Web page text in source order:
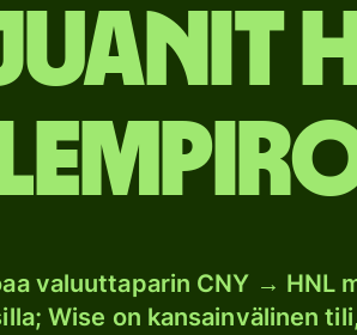
valuuttaparin CNY → HNL
Wise on kansainvälinen